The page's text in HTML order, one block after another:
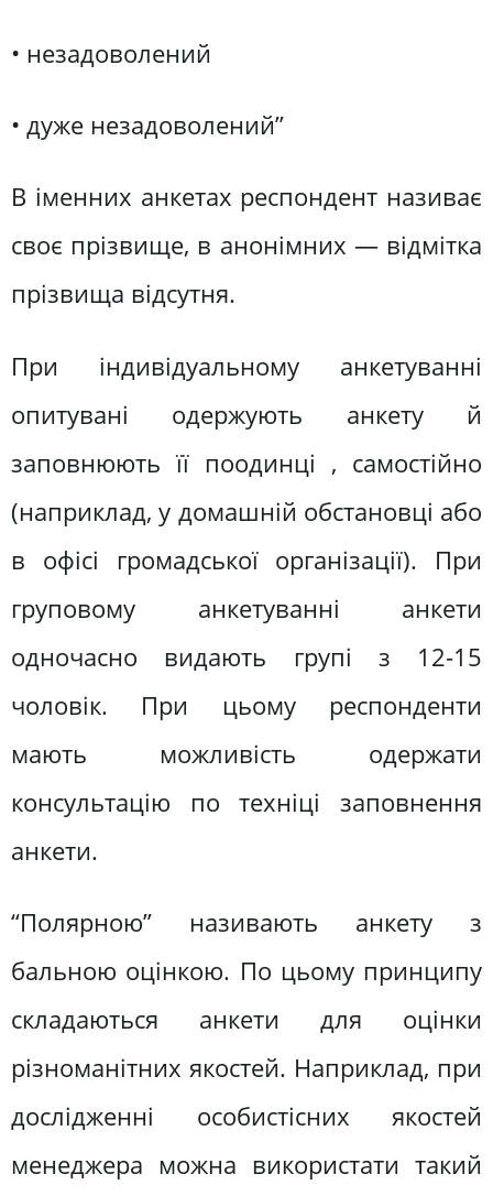
• незадоволений
• дуже незадоволений”
В іменних анкетах респондент називає
своє прізвище, в анонімних — відмітка
прізвища відсутня.
При індивідуальному анкетуванні
опитувані одержують анкету й
заповнюють її поодинці , самостійно
(наприклад, у домашній обстановці або
в офісі громадської організації). При
груповому анкетуванні анкети
одночасно видають групі з 12-15
чоловік. При цьому респонденти
мають можливість одержати
консультацію по техніці заповнення
анкети.
“Полярною” називають анкету з
бальною оцінкою. По цьому принципу
складаються анкети для оцінки
різноманітних якостей. Наприклад, при
дослідженні особистісних якостей
менеджера можна використати такий